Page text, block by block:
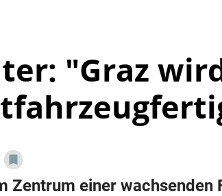
"Graz
Zentrum einer